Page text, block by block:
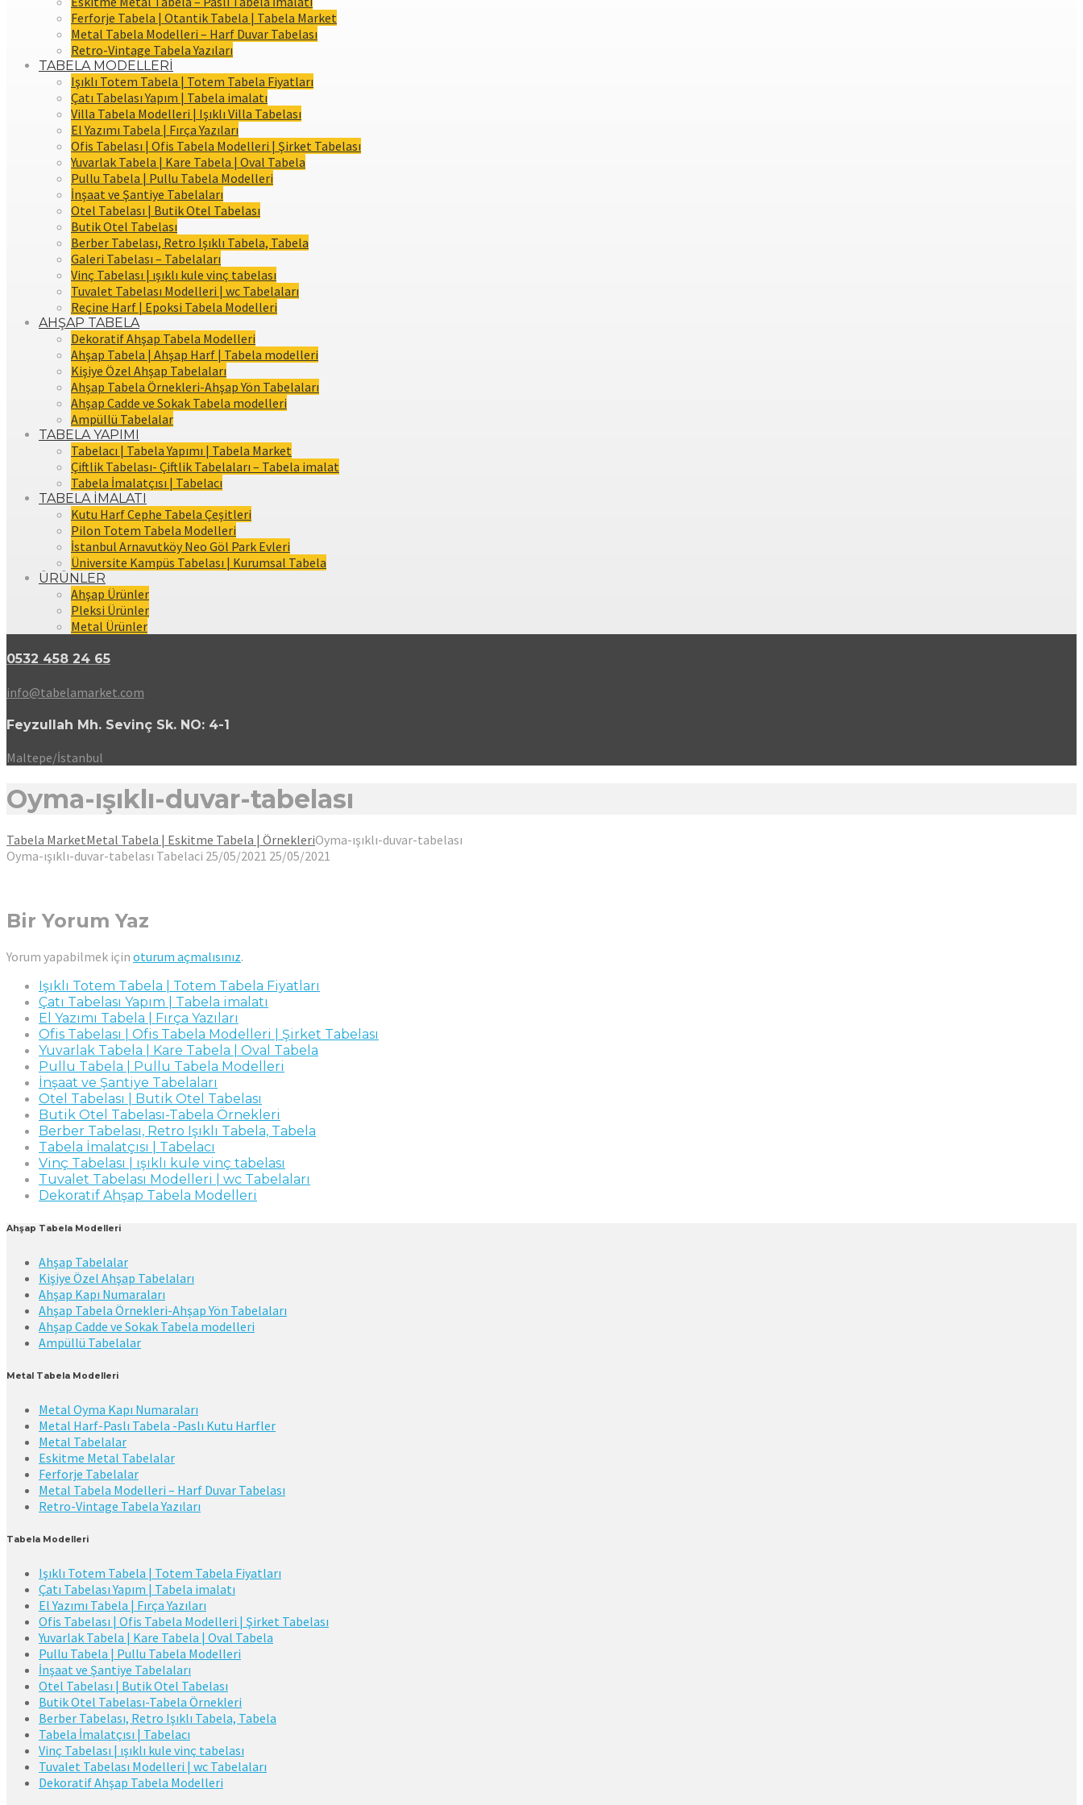
Ferforje Tabela | Otantik Tabela | Tabela Market
Metal Tabela Modelleri – Harf Duvar Tabelası
Retro-Vintage Tabela Yazıları
TABELA MODELLERİ
Işıklı Totem Tabela | Totem Tabela Fiyatları
Çatı Tabelası Yapım | Tabela imalatı
Villa Tabela Modelleri | Işıklı Villa Tabelası
El Yazımı Tabela | Fırça Yazıları
Ofis Tabelası | Ofis Tabela Modelleri | Şirket Tabelası
Yuvarlak Tabela | Kare Tabela | Oval Tabela
Pullu Tabela | Pullu Tabela Modelleri
İnşaat ve Şantiye Tabelaları
Otel Tabelası | Butik Otel Tabelası
Butik Otel Tabelası
Berber Tabelası, Retro Işıklı Tabela, Tabela
Galeri Tabelası – Tabelaları
Vinç Tabelası | ışıklı kule vinç tabelası
Tuvalet Tabelası Modelleri | wc Tabelaları
Reçine Harf | Epoksi Tabela Modelleri
AHŞAP TABELA
Dekoratif Ahşap Tabela Modelleri
Ahşap Tabela | Ahşap Harf | Tabela modelleri
Kişiye Özel Ahşap Tabelaları
Ahşap Tabela Örnekleri-Ahşap Yön Tabelaları
Ahşap Cadde ve Sokak Tabela modelleri
Ampüllü Tabelalar
TABELA YAPIMI
Tabelacı | Tabela Yapımı | Tabela Market
Çiftlik Tabelası- Çiftlik Tabelaları – Tabela imalat
Tabela İmalatçısı | Tabelacı
TABELA İMALATI
Kutu Harf Cephe Tabela Çeşitleri
Pilon Totem Tabela Modelleri
İstanbul Arnavutköy Neo Göl Park Evleri
Üniversite Kampüs Tabelası | Kurumsal Tabela
ÜRÜNLER
Ahşap Ürünler
Pleksi Ürünler
Metal Ürünler
0532 458 24 65
info@tabelamarket.com
Feyzullah Mh. Sevinç Sk. NO: 4-1
Maltepe/İstanbul
Oyma-ışıklı-duvar-tabelası
Tabela MarketMetal Tabela | Eskitme Tabela | ÖrnekleriOyma-ışıklı-duvar-tabelası
Oyma-ışıklı-duvar-tabelası Tabelaci 25/05/2021 25/05/2021
Bir Yorum Yaz
Yorum yapabilmek için oturum açmalısınız.
Işıklı Totem Tabela | Totem Tabela Fiyatları
Çatı Tabelası Yapım | Tabela imalatı
El Yazımı Tabela | Fırça Yazıları
Ofis Tabelası | Ofis Tabela Modelleri | Şirket Tabelası
Yuvarlak Tabela | Kare Tabela | Oval Tabela
Pullu Tabela | Pullu Tabela Modelleri
İnşaat ve Şantiye Tabelaları
Otel Tabelası | Butik Otel Tabelası
Butik Otel Tabelası-Tabela Örnekleri
Berber Tabelası, Retro Işıklı Tabela, Tabela
Tabela İmalatçısı | Tabelacı
Vinç Tabelası | ışıklı kule vinç tabelası
Tuvalet Tabelası Modelleri | wc Tabelaları
Dekoratif Ahşap Tabela Modelleri
Ahşap Tabela Modelleri
Ahşap Tabelalar
Kişiye Özel Ahşap Tabelaları
Ahşap Kapı Numaraları
Ahşap Tabela Örnekleri-Ahşap Yön Tabelaları
Ahşap Cadde ve Sokak Tabela modelleri
Ampüllü Tabelalar
Metal Tabela Modelleri
Metal Oyma Kapı Numaraları
Metal Harf-Paslı Tabela -Paslı Kutu Harfler
Metal Tabelalar
Eskitme Metal Tabelalar
Ferforje Tabelalar
Metal Tabela Modelleri – Harf Duvar Tabelası
Retro-Vintage Tabela Yazıları
Tabela Modelleri
Işıklı Totem Tabela | Totem Tabela Fiyatları
Çatı Tabelası Yapım | Tabela imalatı
El Yazımı Tabela | Fırça Yazıları
Ofis Tabelası | Ofis Tabela Modelleri | Şirket Tabelası
Yuvarlak Tabela | Kare Tabela | Oval Tabela
Pullu Tabela | Pullu Tabela Modelleri
İnşaat ve Şantiye Tabelaları
Otel Tabelası | Butik Otel Tabelası
Butik Otel Tabelası-Tabela Örnekleri
Berber Tabelası, Retro Işıklı Tabela, Tabela
Tabela İmalatçısı | Tabelacı
Vinç Tabelası | ışıklı kule vinç tabelası
Tuvalet Tabelası Modelleri | wc Tabelaları
Dekoratif Ahşap Tabela Modelleri